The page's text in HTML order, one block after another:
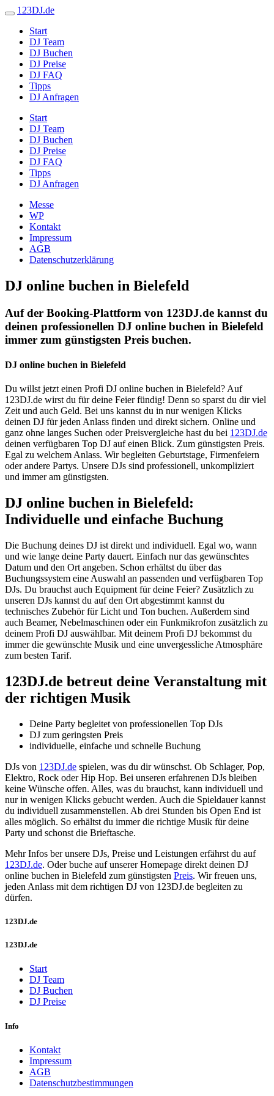
123DJ.de
Start
DJ Team
DJ Buchen
DJ Preise
DJ FAQ
Tipps
DJ Anfragen
Start
DJ Team
DJ Buchen
DJ Preise
DJ FAQ
Tipps
DJ Anfragen
Messe
WP
Kontakt
Impressum
AGB
Datenschutzerklärung
DJ online buchen in Bielefeld
Auf der Booking-Plattform von 123DJ.de kannst du
deinen professionellen DJ online buchen in Bielefeld
immer zum günstigsten Preis buchen.
DJ online buchen in Bielefeld
Du willst jetzt einen Profi DJ online buchen in Bielefeld? Auf
123DJ.de wirst du für deine Feier fündig! Denn so sparst du dir viel
Zeit und auch Geld. Bei uns kannst du in nur wenigen Klicks
deinen DJ für jeden Anlass finden und direkt sichern. Online und
ganz ohne langes Suchen oder Preisvergleiche hast du bei 123DJ.de
deinen verfügbaren Top DJ auf einen Blick. Zum günstigsten Preis.
Egal zu welchem Anlass. Wir begleiten Geburtstage, Firmenfeiern
oder andere Partys. Unsere DJs sind professionell, unkompliziert
und immer am günstigsten.
DJ online buchen in Bielefeld:
Individuelle und einfache Buchung
Die Buchung deines DJ ist direkt und individuell. Egal wo, wann
und wie lange deine Party dauert. Einfach nur das gewünschtes
Datum und den Ort angeben. Schon erhältst du über das
Buchungssystem eine Auswahl an passenden und verfügbaren Top
DJs. Du brauchst auch Equipment für deine Feier? Zusätzlich zu
unseren DJs kannst du auf den Ort abgestimmt kannst du
technisches Zubehör für Licht und Ton buchen. Außerdem sind
auch Beamer, Nebelmaschinen oder ein Funkmikrofon zusätzlich zu
deinem Profi DJ auswählbar. Mit deinem Profi DJ bekommst du
immer die gewünschte Musik und eine unvergessliche Atmosphäre
zum besten Tarif.
123DJ.de betreut deine Veranstaltung mit
der richtigen Musik
Deine Party begleitet von professionellen Top DJs
DJ zum geringsten Preis
individuelle, einfache und schnelle Buchung
DJs von 123DJ.de spielen, was du dir wünschst. Ob Schlager, Pop,
Elektro, Rock oder Hip Hop. Bei unseren erfahrenen DJs bleiben
keine Wünsche offen. Alles, was du brauchst, kann individuell und
nur in wenigen Klicks gebucht werden. Auch die Spieldauer kannst
du individuell zusammenstellen. Ab drei Stunden bis Open End ist
alles möglich. So erhältst du immer die richtige Musik für deine
Party und schonst die Brieftasche.
Mehr Infos ber unsere DJs, Preise und Leistungen erfährst du auf
123DJ.de. Oder buche auf unserer Homepage direkt deinen DJ
online buchen in Bielefeld zum günstigsten Preis. Wir freuen uns,
jeden Anlass mit dem richtigen DJ von 123DJ.de begleiten zu
dürfen.
123DJ.de
123DJ.de
Start
DJ Team
DJ Buchen
DJ Preise
Info
Kontakt
Impressum
AGB
Datenschutzbestimmungen